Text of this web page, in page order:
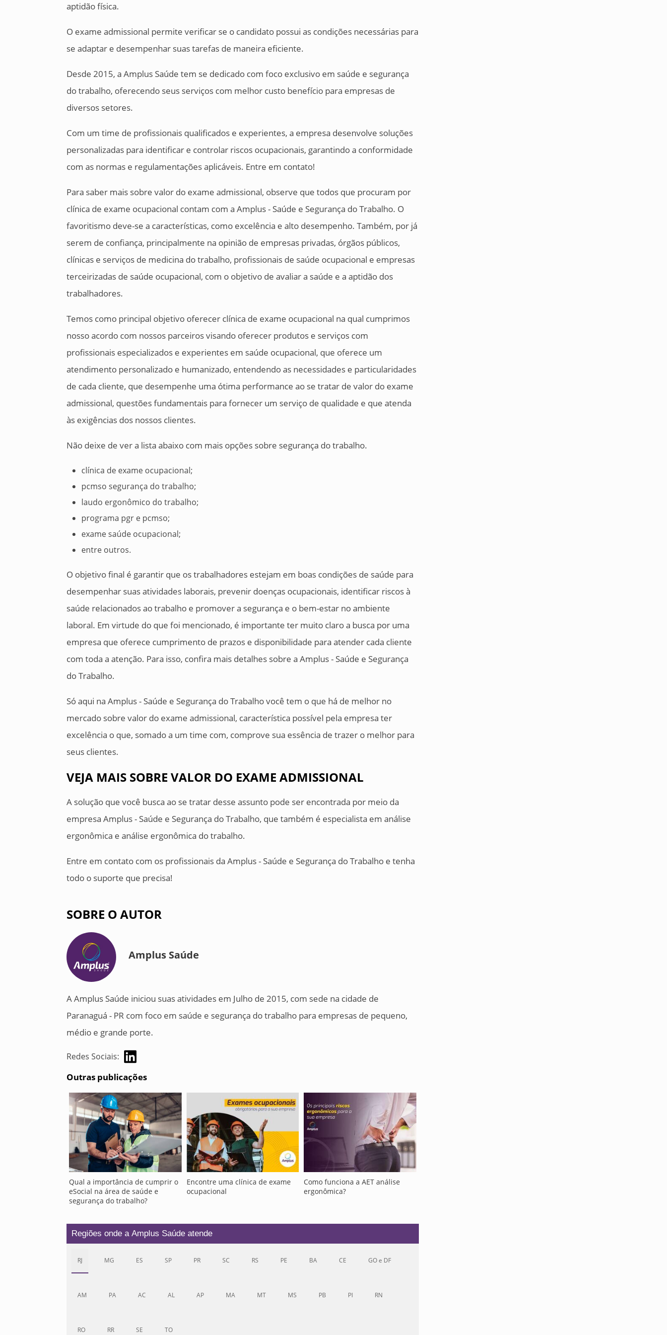
aptidão física.
O exame admissional permite verificar se o candidato possui as condições necessárias para
se adaptar e desempenhar suas tarefas de maneira eficiente.
Desde 2015, a Amplus Saúde tem se dedicado com foco exclusivo em saúde e segurança
do trabalho, oferecendo seus serviços com melhor custo benefício para empresas de
diversos setores.
Com um time de profissionais qualificados e experientes, a empresa desenvolve soluções
personalizadas para identificar e controlar riscos ocupacionais, garantindo a conformidade
com as normas e regulamentações aplicáveis. Entre em contato!
Para saber mais sobre valor do exame admissional, observe que todos que procuram por
clínica de exame ocupacional contam com a Amplus - Saúde e Segurança do Trabalho. O
favoritismo deve-se a características, como excelência e alto desempenho. Também, por já
serem de confiança, principalmente na opinião de empresas privadas, órgãos públicos,
clínicas e serviços de medicina do trabalho, profissionais de saúde ocupacional e empresas
terceirizadas de saúde ocupacional, com o objetivo de avaliar a saúde e a aptidão dos
trabalhadores.
Temos como principal objetivo oferecer clínica de exame ocupacional na qual cumprimos
nosso acordo com nossos parceiros visando oferecer produtos e serviços com
profissionais especializados e experientes em saúde ocupacional, que oferece um
atendimento personalizado e humanizado, entendendo as necessidades e particularidades
de cada cliente, que desempenhe uma ótima performance ao se tratar de valor do exame
admissional, questões fundamentais para fornecer um serviço de qualidade e que atenda
às exigências dos nossos clientes.
Não deixe de ver a lista abaixo com mais opções sobre segurança do trabalho.
clínica de exame ocupacional;
pcmso segurança do trabalho;
laudo ergonômico do trabalho;
programa pgr e pcmso;
exame saúde ocupacional;
entre outros.
O objetivo final é garantir que os trabalhadores estejam em boas condições de saúde para
desempenhar suas atividades laborais, prevenir doenças ocupacionais, identificar riscos à
saúde relacionados ao trabalho e promover a segurança e o bem-estar no ambiente
laboral. Em virtude do que foi mencionado, é importante ter muito claro a busca por uma
empresa que oferece cumprimento de prazos e disponibilidade para atender cada cliente
com toda a atenção. Para isso, confira mais detalhes sobre a Amplus - Saúde e Segurança
do Trabalho.
Só aqui na Amplus - Saúde e Segurança do Trabalho você tem o que há de melhor no
mercado sobre valor do exame admissional, característica possível pela empresa ter
excelência o que, somado a um time com, comprove sua essência de trazer o melhor para
seus clientes.
VEJA MAIS SOBRE VALOR DO EXAME ADMISSIONAL
A solução que você busca ao se tratar desse assunto pode ser encontrada por meio da
empresa Amplus - Saúde e Segurança do Trabalho, que também é especialista em análise
ergonômica e análise ergonômica do trabalho.
Entre em contato com os profissionais da Amplus - Saúde e Segurança do Trabalho e tenha
todo o suporte que precisa!
SOBRE O AUTOR
Amplus Saúde
A Amplus Saúde iniciou suas atividades em Julho de 2015, com sede na cidade de
Paranaguá - PR com foco em saúde e segurança do trabalho para empresas de pequeno,
médio e grande porte.
Redes Sociais:
Outras publicações
Qual a importância de cumprir o
eSocial na área de saúde e
segurança do trabalho?
Encontre uma clínica de exame
ocupacional
Como funciona a AET análise
ergonômica?
Regiões onde a Amplus Saúde atende
RJ MG ES SP PR SC RS PE BA CE GO e DF
AM PA AC AL AP MA MT MS PB PI RN
RO RR SE TO